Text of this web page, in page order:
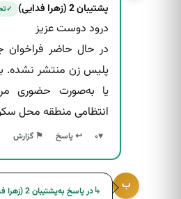
پشتیبان 2 (زهرا فدایی) ✓
درود دوست عزیز
در حال حاضر فراخوان
پلیس زن منتشر نشده.
یا به‌صورت حضوری
انتظامی منطقه محل
♥۰ ↩ پاسخ ⚑ گزارش
ب ↳در پاسخ بهپشتیبان 2 (زهرا فدایی)